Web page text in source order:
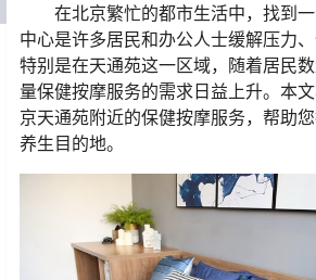
在北京繁忙的都市生活中，找到
中心是许多居民和办公人士缓解压力、
特别是在天通苑这一区域，随着居民
量保健按摩服务的需求日益上升。本
京天通苑附近的保健按摩服务，帮助
养生目的地。